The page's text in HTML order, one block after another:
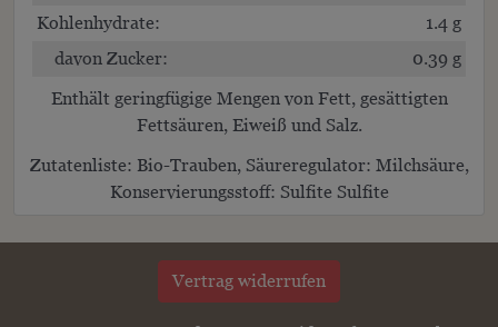
Kohlenhydrate:
1.4 g
davon Zucker:
0.39 g
Enthält geringfügige Mengen von Fett, gesättigten
Fettsäuren, Eiweiß und Salz.
Zutatenliste: Bio-Trauben, Säureregulator: Milchsäure,
Konservierungsstoff: Sulfite Sulfite
Vertrag widerrufen